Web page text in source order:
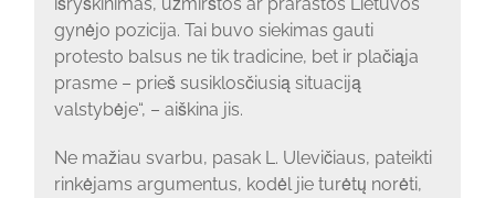
gynėjo pozicija. Tai buvo siekimas gauti
protesto balsus ne tik tradicine, bet ir plačiąja
prasme – prieš susiklosčiusią situaciją
valstybėje“, – aiškina jis.
Ne mažiau svarbu, pasak L. Ulevičiaus, pateikti
rinkėjams argumentus, kodėl jie turėtų norėti,